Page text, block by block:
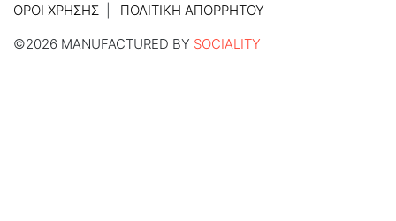
ΌΡΟΙ ΧΡΉΣΗΣ
ΠΟΛΙΤΙΚΉ ΑΠΟΡΡΉΤΟΥ
©2026 MANUFACTURED BY SOCIALITY